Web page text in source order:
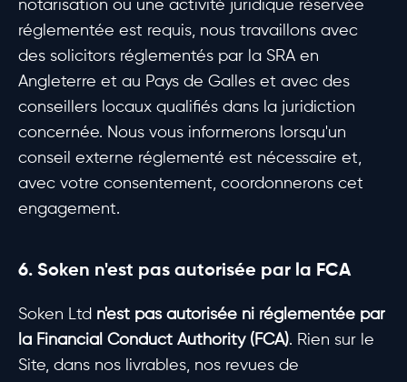
notarisation ou une activité juridique réservée
réglementée est requis, nous travaillons avec
des solicitors réglementés par la SRA en
Angleterre et au Pays de Galles et avec des
conseillers locaux qualifiés dans la juridiction
concernée. Nous vous informerons lorsqu'un
conseil externe réglementé est nécessaire et,
avec votre consentement, coordonnerons cet
engagement.
6. Soken n'est pas autorisée par la FCA
Soken Ltd n'est pas autorisée ni réglementée par
la Financial Conduct Authority (FCA). Rien sur le
Site, dans nos livrables, nos revues de